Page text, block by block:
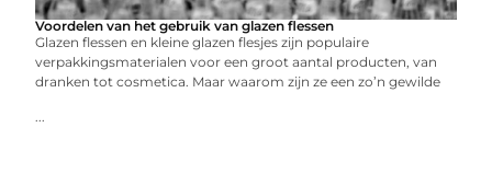
Voordelen van het gebruik van glazen flessen
Glazen flessen en kleine glazen flesjes zijn populaire
verpakkingsmaterialen voor een groot aantal producten, van
dranken tot cosmetica. Maar waarom zijn ze een zo’n gewilde
...